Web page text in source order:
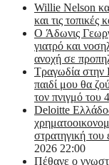
Willie Nelson
και τις τοπικές
O Άδωνις
γιατρό και
ανοχή σε
Τραγωδία στην
παιδί μου θα
τον πνιγμό του
Deloitte
στρατηγική
2026 22:00
Πέθανε ο